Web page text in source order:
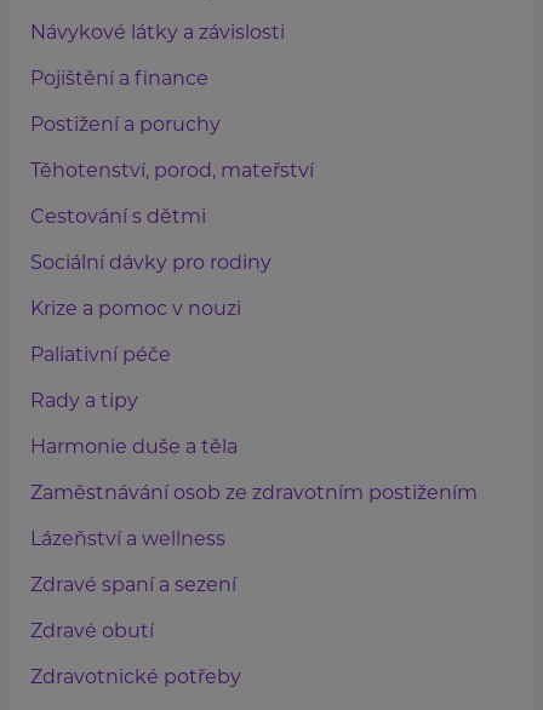
Návykové látky a závislosti
Pojištění a finance
Postižení a poruchy
Těhotenství, porod, mateřství
Cestování s dětmi
Sociální dávky pro rodiny
Krize a pomoc v nouzi
Paliativní péče
Rady a tipy
Harmonie duše a těla
Zaměstnávání osob ze zdravotním postižením
Lázeňství a wellness
Zdravé spaní a sezení
Zdravé obutí
Zdravotnické potřeby